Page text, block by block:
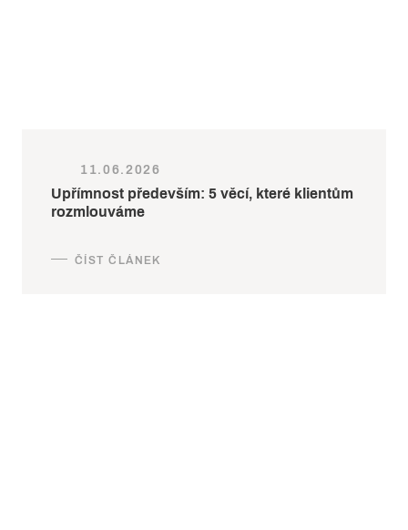
11.06.2026
Upřímnost především: 5 věcí, které klientům
rozmlouváme